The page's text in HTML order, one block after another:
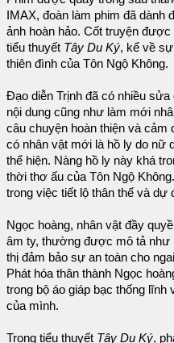
IMAX, đoàn làm phim đã dành
ảnh hoàn hảo. Cốt truyện
tiểu thuyết Tây Du Ký, kể về
thiên đình của Tôn Ngộ Không.
Đạo diễn Trịnh đã có nhiều
nội dung cũng như làm mới
câu chuyện hoàn thiện và cảm
có nhân vật mới là hồ ly do nữ
thể hiện. Nàng hồ ly này khá
thời thơ ấu của Tôn Ngộ
trong việc tiết lộ thân thế và dự
Ngọc hoàng, nhân vật đầy
âm ty, thường được mô tả như
thị đảm bảo sự an toàn cho
Phát hóa thân thành Ngọc
trong bộ áo giáp bạc thống
của mình.
Trong tiểu thuyết Tây Du Ký,